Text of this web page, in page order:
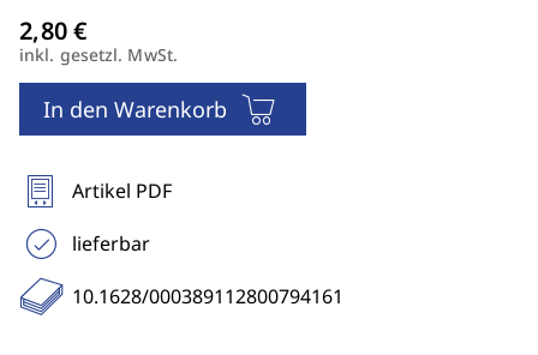
inkl. gesetzl. MwSt.
In den Warenkorb
Artikel PDF
lieferbar
10.1628/000389112800794161